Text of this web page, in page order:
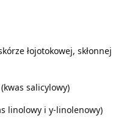
łojotokowej, skłonnej
salicylowy)
linolowy i y-linolenowy)